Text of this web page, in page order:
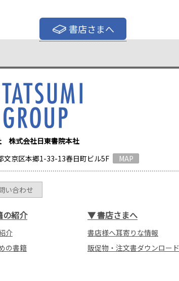
書店さまへ
株式会社日東書院本社
文京区本郷1-33-13春日町ビル5F
MAP
い合わせ
の紹介
介
の書籍
▼書店さまへ
書店様へ耳寄りな情報
販促物・注文書ダウンロード